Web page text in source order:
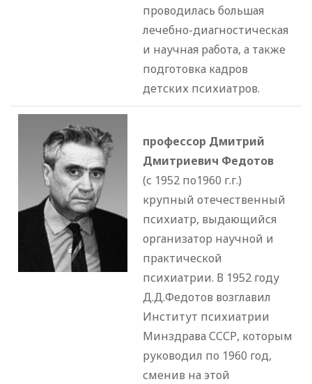
проводилась большая
лечебно-диагностическая
и научная работа, а также
подготовка кадров
детских психиатров.
профессор Дмитрий
Дмитриевич Федотов
(с 1952 по1960 г.г.)
крупный отечественный
психиатр, выдающийся
организатор научной и
практической
психиатрии. В 1952 году
Д.Д.Федотов возглавил
Институт психиатрии
Минздрава СССР, которым
руководил по 1960 год,
сменив на этой